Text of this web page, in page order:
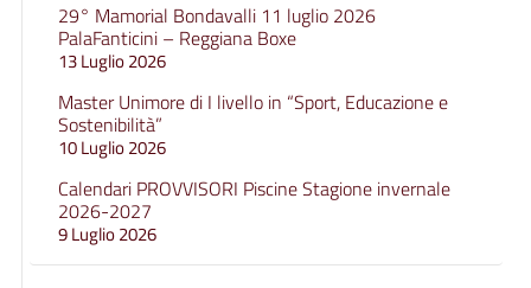
29° Mamorial Bondavalli 11 luglio 2026
PalaFanticini – Reggiana Boxe
13 Luglio 2026
Master Unimore di I livello in “Sport, Educazione e
Sostenibilità”
10 Luglio 2026
Calendari PROVVISORI Piscine Stagione invernale
2026-2027
9 Luglio 2026